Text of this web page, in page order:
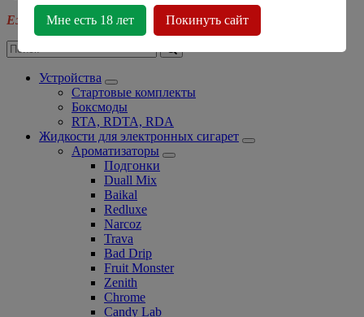
Ежедневно - 11:00 - 21:00
Устройства
Стартовые комплекты
Боксмоды
RTA, RDTA, RDA
Жидкости для электронных сигарет
Ароматизаторы
Подгонки
Duall Mix
Baikal
Redluxe
Narcoz
Trava
Bad Drip
Fruit Monster
Zenith
Chrome
Candy Lab
Мне есть 18 лет Покинуть сайт